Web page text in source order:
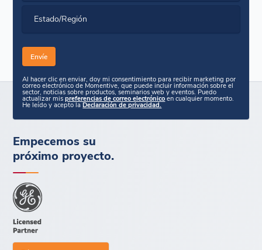
Estado/Región
Al hacer clic en enviar, doy mi consentimiento para recibir marketing por
correo electrónico de Momentive, que puede incluir información sobre el
sector, noticias sobre productos, seminarios web y eventos. Puedo
actualizar mispreferencias de correo electrónico en cualquier momento.
He leído y acepto laDeclaración de privacidad.
Empecemos su
próximo proyecto.